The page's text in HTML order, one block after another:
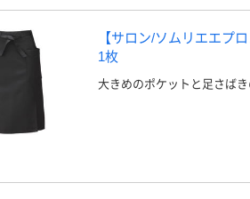
【サロン/ソムリエエプ
1枚
大きめのポケットと足さば